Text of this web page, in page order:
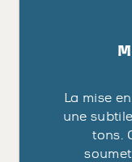
La mise
une
tons.